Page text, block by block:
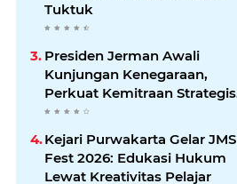
Tuktuk
Presiden Jerman Awali
Kunjungan Kenegaraan,
Perkuat Kemitraan Strategis
Indonesia–Jerman
Kejari Purwakarta Gelar JMS
Fest 2026: Edukasi Hukum
Lewat Kreativitas Pelajar